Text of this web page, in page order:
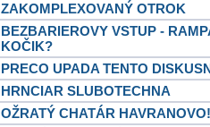
ZAKOMPLEXOVANÝ OTROK
BEZBARIEROVY VSTUP -
KOČIK?
PRECO UPADA TENTO
HRNCIAR SLUBOTECHNA
OŽRATÝ CHATÁR